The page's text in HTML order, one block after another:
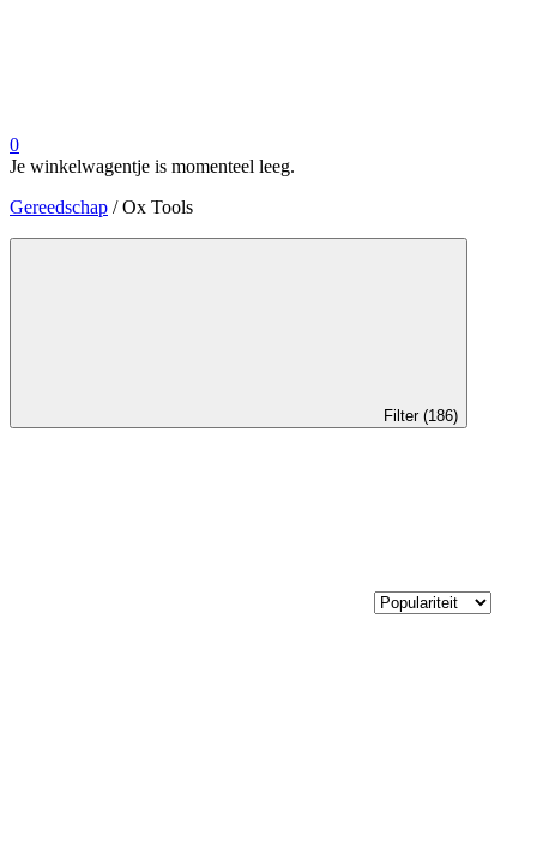
0
Je winkelwagentje is momenteel leeg.
Gereedschap / Ox Tools
Filter (186)